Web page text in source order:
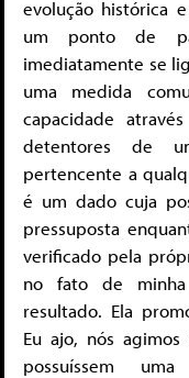
evolução histórica
um ponto de
imediatamente se
uma medida
capacidade
detentores de
pertencente a
é um dado cuja
pressuposta
verificado pela
no fato de minha
resultado. Ela
Eu ajo, nós
possuíssem